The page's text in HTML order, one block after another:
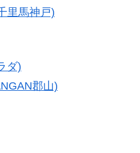
里馬神戸)
ダ)
郡山)